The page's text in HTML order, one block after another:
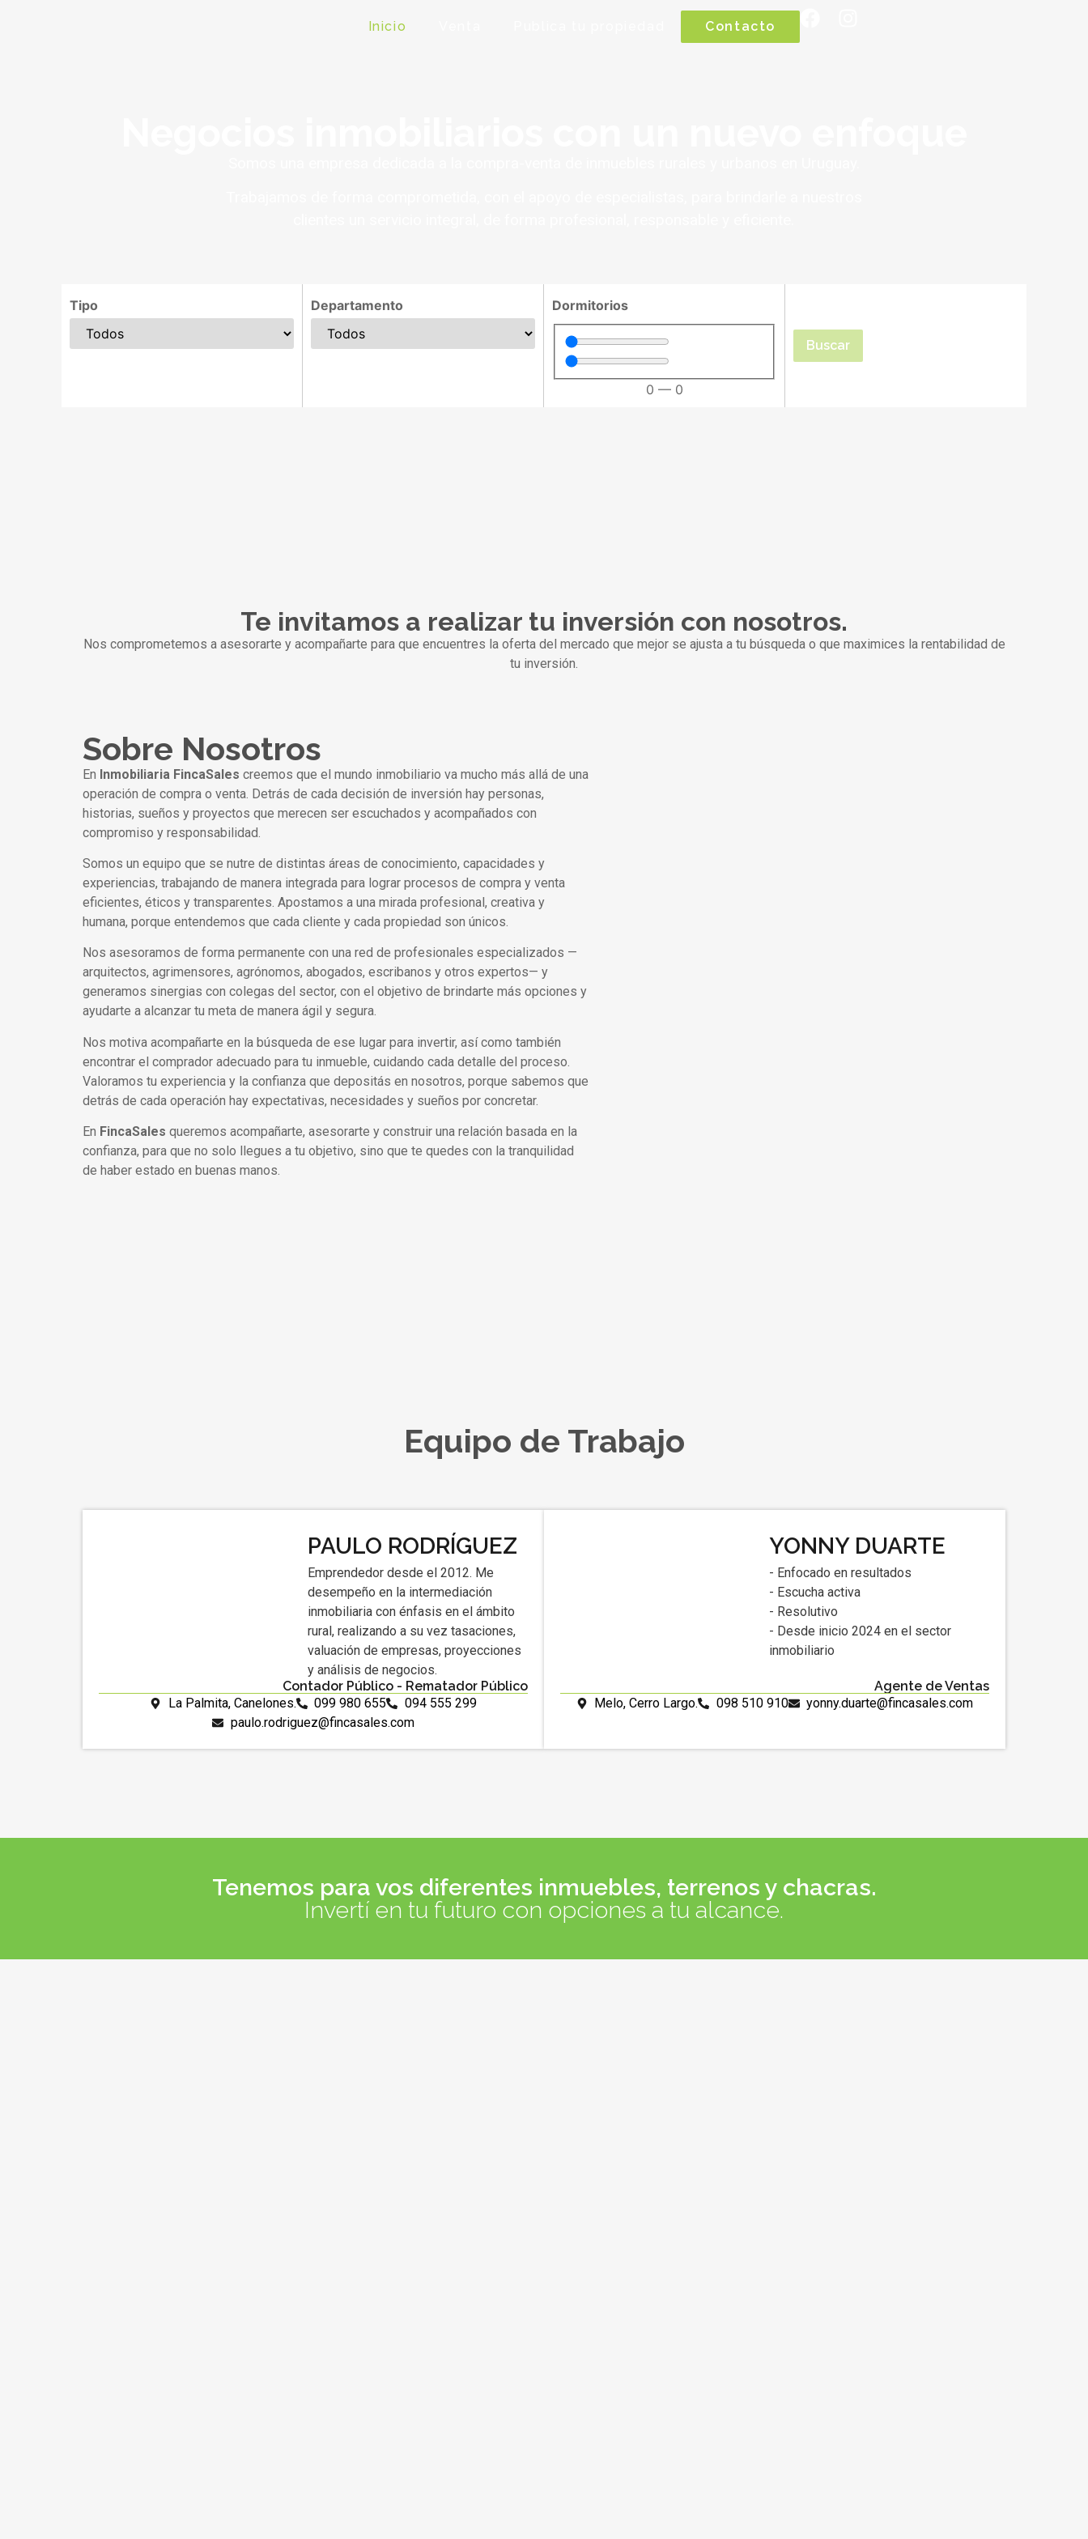
Inicio Contacto
Tipo Departamento Dormitorios
0 — 0
Buscar
Te invitamos a realizar tu inversión con nosotros.
Nos comprometemos a asesorarte y acompañarte para que encuentres la oferta del mercado que mejor se ajusta a tu búsqueda o que maximices la rentabilidad de
tu inversión.
Sobre Nosotros
En Inmobiliaria FincaSales creemos que el mundo inmobiliario va mucho más allá de una
operación de compra o venta. Detrás de cada decisión de inversión hay personas,
historias, sueños y proyectos que merecen ser escuchados y acompañados con
compromiso y responsabilidad.
Somos un equipo que se nutre de distintas áreas de conocimiento, capacidades y
experiencias, trabajando de manera integrada para lograr procesos de compra y venta
eficientes, éticos y transparentes. Apostamos a una mirada profesional, creativa y
humana, porque entendemos que cada cliente y cada propiedad son únicos.
Nos asesoramos de forma permanente con una red de profesionales especializados —
arquitectos, agrimensores, agrónomos, abogados, escribanos y otros expertos— y
generamos sinergias con colegas del sector, con el objetivo de brindarte más opciones y
ayudarte a alcanzar tu meta de manera ágil y segura.
Nos motiva acompañarte en la búsqueda de ese lugar para invertir, así como también
encontrar el comprador adecuado para tu inmueble, cuidando cada detalle del proceso.
Valoramos tu experiencia y la confianza que depositás en nosotros, porque sabemos que
detrás de cada operación hay expectativas, necesidades y sueños por concretar.
En FincaSales queremos acompañarte, asesorarte y construir una relación basada en la
confianza, para que no solo llegues a tu objetivo, sino que te quedes con la tranquilidad
de haber estado en buenas manos.
Equipo de Trabajo
PAULO RODRÍGUEZ
Emprendedor desde el 2012. Me
desempeño en la intermediación
inmobiliaria con énfasis en el ámbito
rural, realizando a su vez tasaciones,
valuación de empresas, proyecciones
y análisis de negocios.
Contador Público - Rematador Público
La Palmita, Canelones.
099 980 655
094 555 299
paulo.rodriguez@fincasales.com
YONNY DUARTE
- Enfocado en resultados
- Escucha activa
- Resolutivo
- Desde inicio 2024 en el sector
inmobiliario
Agente de Ventas
Melo, Cerro Largo.
098 510 910 yonny.duarte@fincasales.com
Tenemos para vos diferentes inmuebles, terrenos y chacras.
Invertí en tu futuro con opciones a tu alcance.